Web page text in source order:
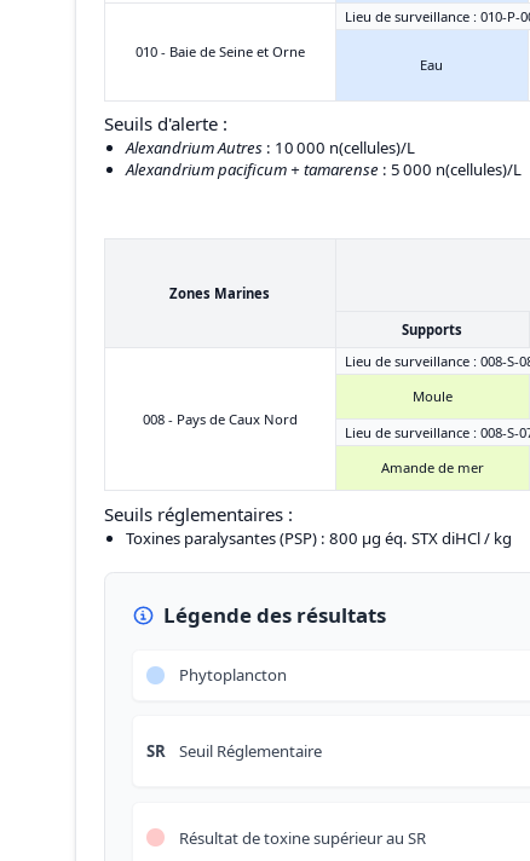
010 - Baie de Seine et Orne
Lieu de surveillance : 010-
Eau
Seuils d'alerte :
Alexandrium Autres : 10 000 n(cellules)/L
Alexandrium pacificum + tamarense : 5 000 n(cellules)/L
Zones Marines
Supports
008 - Pays de Caux Nord
Lieu de surveillance : 008-S-
Moule
Lieu de surveillance : 008-S-
Amande de mer
Seuils réglementaires :
Toxines paralysantes (PSP) : 800 µg éq. STX diHCl / kg
Légende des résultats
Phytoplancton
SR Seuil Réglementaire
Résultat de toxine supérieur au SR